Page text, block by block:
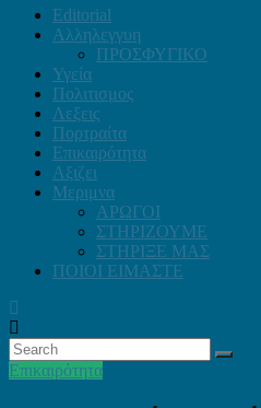
Editorial
Αλληλεγγυη
ΠΡΟΣΦΥΓΙΚΟ
Υγεία
Πολιτισμος
Λεξεις
Πορτραίτα
Επικαιρότητα
Αξιζει
Μεριμνα
ΑΡΩΓΟΙ
ΣΤΗΡΙΖΟΥΜΕ
ΣΤΗΡΙΞΕ ΜΑΣ
ΠΟΙΟΙ ΕΙΜΑΣΤΕ
Επικαιρότητα